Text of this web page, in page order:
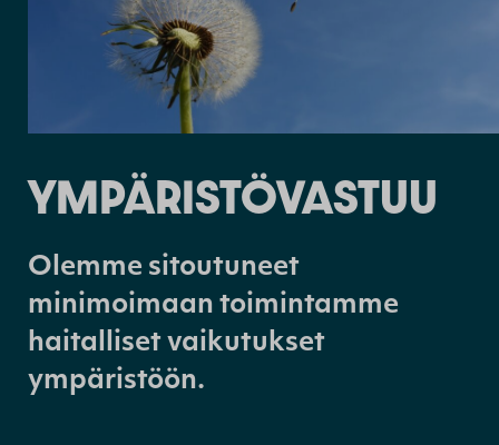
YMPÄRISTÖVASTUU
Olemme sitoutuneet
minimoimaan toimintamme
haitalliset vaikutukset
ympäristöön.